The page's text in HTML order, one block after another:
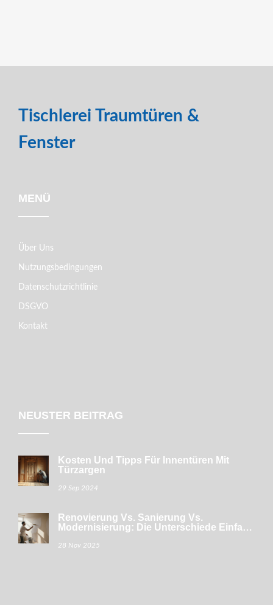
Tischlerei Traumtüren &
Fenster
MENÜ
Über Uns
Nutzungsbedingungen
Datenschutzrichtlinie
DSGVO
Kontakt
NEUSTER BEITRAG
Kosten Und Tipps Für Innentüren Mit
Türzargen
29 Sep 2024
Renovierung Vs. Sanierung Vs.
Modernisierung: Die Unterschiede Einfach
28 Nov 2025